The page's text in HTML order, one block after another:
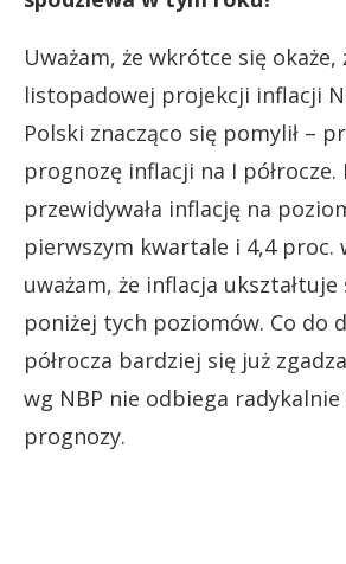
Uważam, że wkrótce się okaże,
listopadowej projekcji inflacji
Polski znacząco się pomylił –
prognozę inflacji na I półrocze.
przewidywała inflację na
pierwszym kwartale i 4,4 proc.
uważam, że inflacja ukształtuje
poniżej tych poziomów. Co do
półrocza bardziej się już
wg NBP nie odbiega radykalnie
prognozy.